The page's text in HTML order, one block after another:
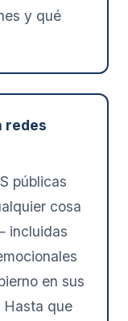
y qué
redes
públicas
cosa
incluidas
en sus
Hasta que